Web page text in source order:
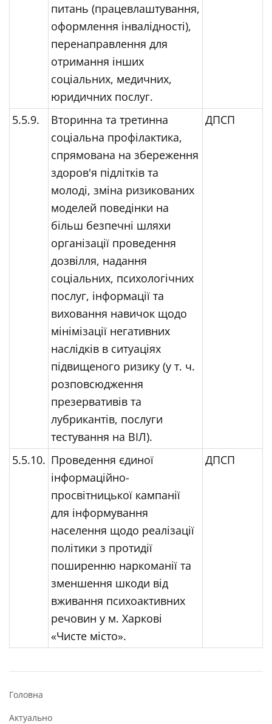
питань (працевлаштування,
оформлення інвалідності),
перенаправлення для
отримання інших
соціальних, медичних,
юридичних послуг.
5.5.9.
Вторинна та третинна
соціальна профілактика,
спрямована на збереження
здоров'я підлітків та
молоді, зміна ризикованих
моделей поведінки на
більш безпечні шляхи
організації проведення
дозвілля, надання
соціальних, психологічних
послуг, інформації та
виховання навичок щодо
мінімізації негативних
наслідків в ситуаціях
підвищеного ризику (у т. ч.
розповсюдження
презервативів та
лубрикантів, послуги
тестування на ВІЛ).
ДПСП
5.5.10. Проведення єдиної
інформаційно-
просвітницької кампанії
для інформування
населення щодо реалізації
політики з протидії
поширенню наркоманії та
зменшення шкоди від
вживання психоактивних
речовин у м. Харкові
«Чисте місто».
ДПСП
Головна
Актуально